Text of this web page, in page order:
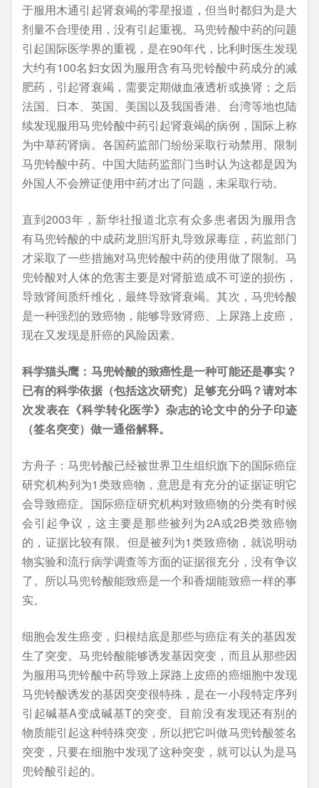
于服用木通引起肾衰竭的零星报道，但当时都归为是大
剂量不合理使用，没有引起重视。马兜铃酸中药的问题
引起国际医学界的重视，是在90年代，比利时医生发现
大约有100名妇女因为服用含有马兜铃酸中药成分的减
肥药，引起肾衰竭，需要定期做血液透析或换肾；之后
法国、日本、英国、美国以及我国香港、台湾等地也陆
续发现服用马兜铃酸中药引起肾衰竭的病例，国际上称
为中草药肾病。各国药监部门纷纷采取行动禁用、限制
马兜铃酸中药。中国大陆药监部门当时认为这都是因为
外国人不会辨证使用中药才出了问题，未采取行动。
直到2003年，新华社报道北京有众多患者因为服用含
有马兜铃酸的中成药龙胆泻肝丸导致尿毒症，药监部门
才采取了一些措施对马兜铃酸中药的使用做了限制。马
兜铃酸对人体的危害主要是对肾脏造成不可逆的损伤，
导致肾间质纤维化，最终导致肾衰竭。其次，马兜铃酸
是一种强烈的致癌物，能够导致肾癌、上尿路上皮癌，
现在又发现是肝癌的风险因素。
科学猫头鹰：马兜铃酸的致癌性是一种可能还是事实？
已有的科学依据（包括这次研究）足够充分吗？请对本
次发表在《科学转化医学》杂志的论文中的分子印迹
（签名突变）做一通俗解释。
方舟子：马兜铃酸已经被世界卫生组织旗下的国际癌症
研究机构列为1类致癌物，意思是有充分的证据证明它
会导致癌症。国际癌症研究机构对致癌物的分类有时候
会引起争议，这主要是那些被列为2A或2B类致癌物
的，证据比较有限。但是被列为1类致癌物，就说明动
物实验和流行病学调查等方面的证据很充分，没有争议
了。所以马兜铃酸能致癌是一个和香烟能致癌一样的事
实。
细胞会发生癌变，归根结底是那些与癌症有关的基因发
生了突变。马兜铃酸能够诱发基因突变，而且从那些因
为服用马兜铃酸中药导致上尿路上皮癌的癌细胞中发现
马兜铃酸诱发的基因突变很特殊，是在一小段特定序列
引起碱基A变成碱基T的突变。目前没有发现还有别的
物质能引起这种特殊突变，所以把它叫做马兜铃酸签名
突变，只要在细胞中发现了这种突变，就可以认为是马
兜铃酸引起的。